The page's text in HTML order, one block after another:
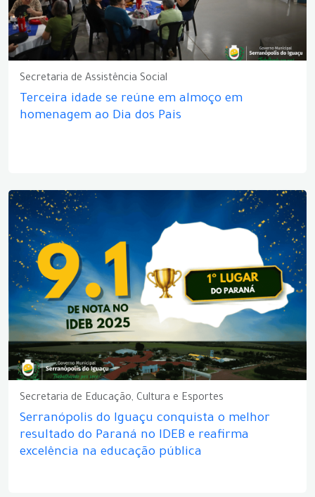
Secretaria de Assistência Social
Terceira idade se reúne em almoço em
homenagem ao Dia dos Pais
Secretaria de Educação, Cultura e Esportes
Serranópolis do Iguaçu conquista o melhor
resultado do Paraná no IDEB e reafirma
excelência na educação pública